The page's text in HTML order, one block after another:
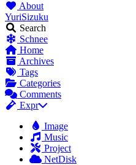
About
YuriSizuku
Search
Schnee
Home
Archives
Tags
Categories
Comments
Expr
Image
Music
Project
NetDisk